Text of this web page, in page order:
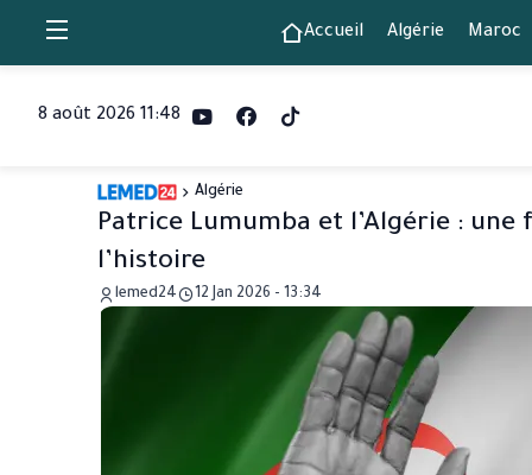
Accueil Algérie Maroc
8 août 2026 11:48
Algérie
Patrice Lumumba et l’Algérie :
l’histoire
lemed24 12 Jan 2026 - 13:34